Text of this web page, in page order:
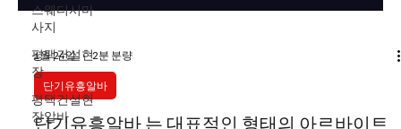
스웨디시마
사지
평택건설현
장
평택건설현
장알바
1월 24일 2분 분량
단기유흥알바